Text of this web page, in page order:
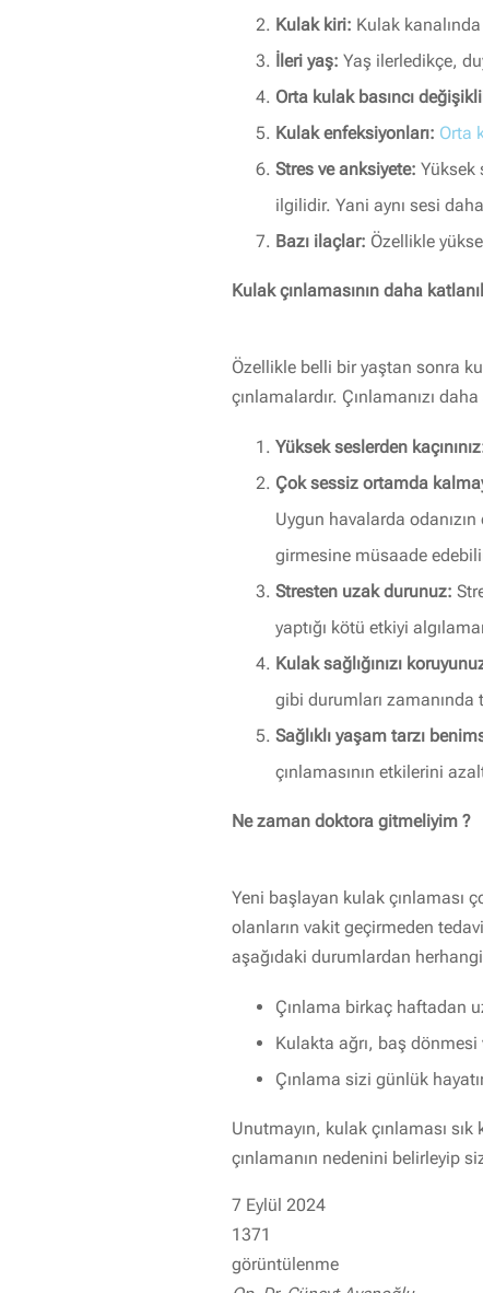
Kulak kiri: Kulak
İleri yaş: Yaş ilerledikçe,
Orta kulak basıncı
Kulak enfeksiyonları: Orta
Stres ve anksiyete: Yüksek
ilgilidir. Yani aynı sesi
Bazı ilaçlar: Özellikle
Kulak çınlamasının daha
Özellikle belli bir yaştan sonra
çınlamalardır. Çınlamanızı
Yüksek seslerden
Çok sessiz ortamda
Uygun havalarda
girmesine müsaade
Stresten uzak durunuz:
yaptığı kötü etkiyi
Kulak sağlığınızı
gibi durumları zamanında
Sağlıklı yaşam tarzı
çınlamasının etkilerini
Ne zaman doktora gitmeliyim ?
Yeni başlayan kulak çınlaması
olanların vakit geçirmeden
aşağıdaki durumlardan
Çınlama birkaç haftadan
Kulakta ağrı, baş dönmesi
Çınlama sizi günlük
Unutmayın, kulak çınlaması
çınlamanın nedenini belirleyip
7 Eylül 2024
1371
görüntülenme